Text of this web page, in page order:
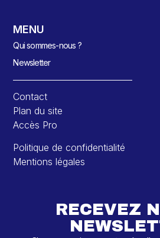
MENU
Qui sommes-nous ?
Newsletter
Contact
Plan du site
Accès Pro
Politique de confidentialité
Mentions légales
RECEVEZ